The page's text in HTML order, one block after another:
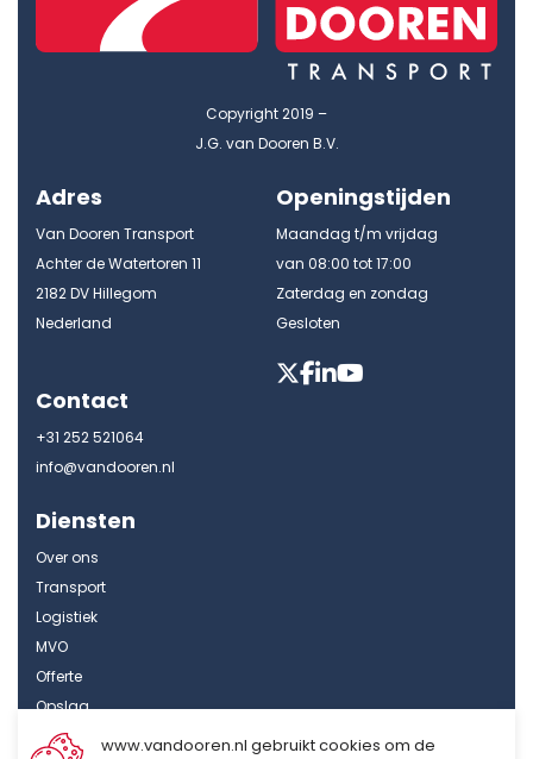
Copyright 2019 –
J.G. van Dooren B.V.
Adres
Van Dooren Transport
Achter de Watertoren 11
2182 DV Hillegom
Nederland
Contact
+31 252 521064
info@vandooren.nl
Openingstijden
Maandag t/m vrijdag
van 08:00 tot 17:00
Zaterdag en zondag
Gesloten
Diensten
Over ons
Transport
Logistiek
MVO
Offerte
Opslag
Contact
www.vandooren.nl gebruikt cookies om de